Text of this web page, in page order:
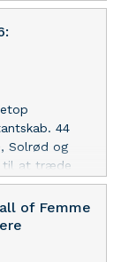
44
Solrød og
til at træde
of Femme